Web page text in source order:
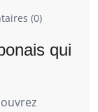
(0)
qui